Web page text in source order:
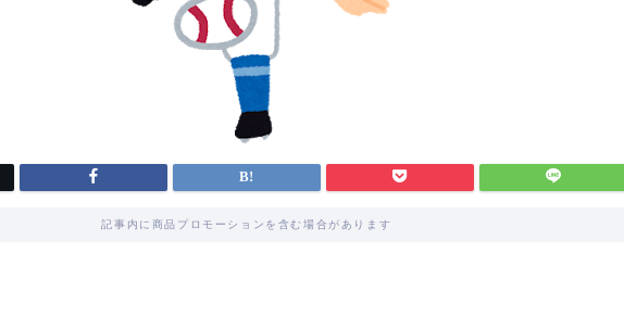
記事内に商品プロモーションを含む場合があります